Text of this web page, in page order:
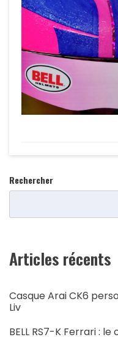
Rechercher
Articles récents
Casque Arai CK6
Liv
BELL RS7-K Ferrari :